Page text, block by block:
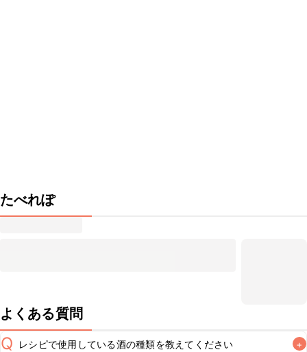
たべれぽ
よくある質問
Q レシピで使用している酒の種類を教えてください +